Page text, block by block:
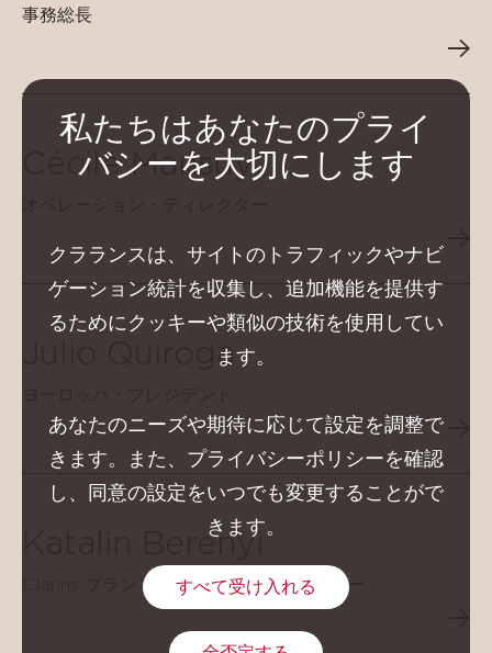
事務総長
Cécile Mansuy
Julio Quiroga
Katalin Berenyi
Clarins ブランド・ゼネラル・マネージャー
私たちはあなたのプライ
バシーを大切にします
クラランスは、サイトのトラフィックやナビ
ゲーション統計を収集し、追加機能を提供す
るためにクッキーや類似の技術を使用してい
ます。
あなたのニーズや期待に応じて設定を調整で
きます。また、プライバシーポリシーを確認
し、同意の設定をいつでも変更することがで
きます。
すべて受け入れる